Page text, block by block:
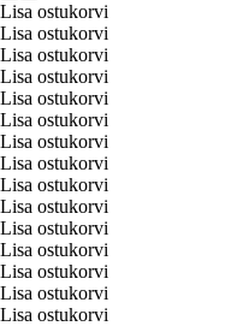
Lisa ostukorvi
Lisa ostukorvi
Lisa ostukorvi
Lisa ostukorvi
Lisa ostukorvi
Lisa ostukorvi
Lisa ostukorvi
Lisa ostukorvi
Lisa ostukorvi
Lisa ostukorvi
Lisa ostukorvi
Lisa ostukorvi
Lisa ostukorvi
Lisa ostukorvi
Lisa ostukorvi